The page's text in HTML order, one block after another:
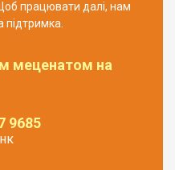
працювати далі, нам
підтримка.
меценатом на
9685